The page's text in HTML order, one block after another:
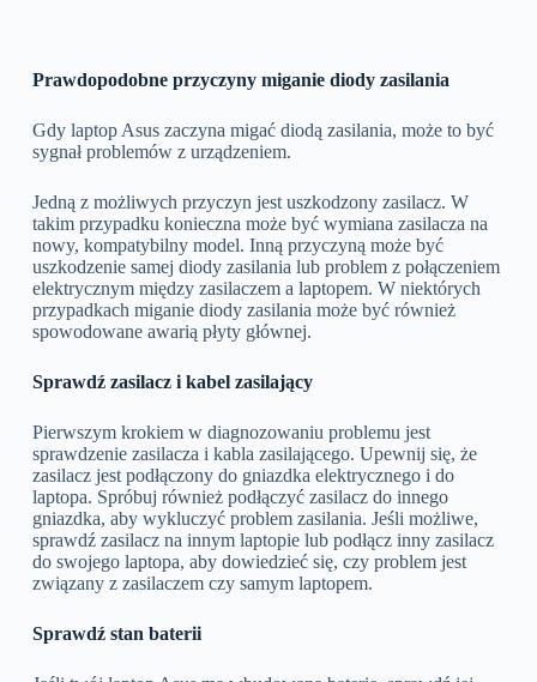
Prawdopodobne przyczyny miganie diody zasilania
Gdy laptop Asus zaczyna migać diodą zasilania, może to być
sygnał problemów z urządzeniem.
Jedną z możliwych przyczyn jest uszkodzony zasilacz. W
takim przypadku konieczna może być wymiana zasilacza na
nowy, kompatybilny model. Inną przyczyną może być
uszkodzenie samej diody zasilania lub problem z połączeniem
elektrycznym między zasilaczem a laptopem. W niektórych
przypadkach miganie diody zasilania może być również
spowodowane awarią płyty głównej.
Sprawdź zasilacz i kabel zasilający
Pierwszym krokiem w diagnozowaniu problemu jest
sprawdzenie zasilacza i kabla zasilającego. Upewnij się, że
zasilacz jest podłączony do gniazdka elektrycznego i do
laptopa. Spróbuj również podłączyć zasilacz do innego
gniazdka, aby wykluczyć problem zasilania. Jeśli możliwe,
sprawdź zasilacz na innym laptopie lub podłącz inny zasilacz
do swojego laptopa, aby dowiedzieć się, czy problem jest
związany z zasilaczem czy samym laptopem.
Sprawdź stan baterii